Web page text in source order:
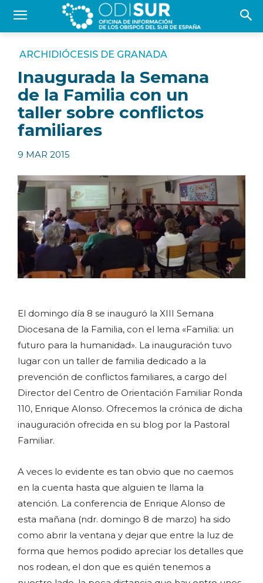
ARCHIDIÓCESIS DE GRANADA
Inaugurada la Semana
de la Familia con un
taller sobre conflictos
familiares
9 MAR 2015
El domingo día 8 se inauguró la XIII Semana
Diocesana de la Familia, con el lema «Familia: un
futuro para la humanidad». La inauguración tuvo
lugar con un taller de familia dedicado a la
prevención de conflictos familiares, a cargo del
Director del Centro de Orientación Familiar Ronda
110, Enrique Alonso. Ofrecemos la crónica de dicha
inauguración ofrecida en su blog por la Pastoral
Familiar.
A veces lo evidente es tan obvio que no caemos
en la cuenta hasta que alguien te llama la
atención. La conferencia de Enrique Alonso de
esta mañana (ndr. domingo 8 de marzo) ha sido
como abrir la ventana y dejar que entre la luz de
forma que hemos podido apreciar los detalles que
nos rodean, el don que es quién tenemos a